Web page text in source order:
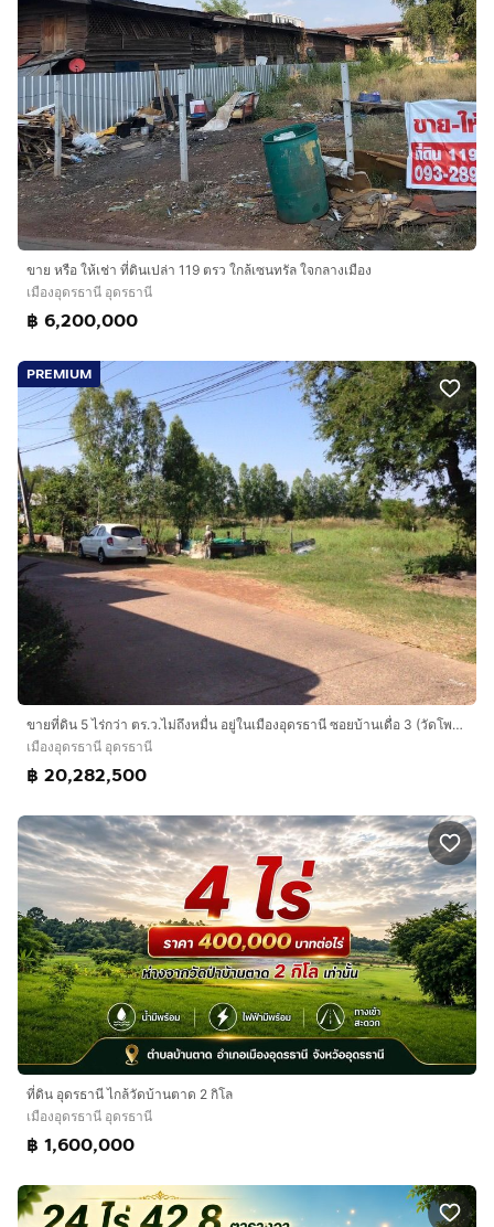
ขาย หรือ ให้เช่า ที่ดินเปล่า 119 ตรว ใกล้เซนทรัล ใจกลางเมือง
เมืองอุดรธานี อุดรธานี
฿ 6,200,000
PREMIUM
ขายที่ดิน 5 ไร่กว่า ตร.ว.ไม่ถึงหมื่น อยู่ในเมืองอุดรธานี ซอยบ้านเดื่อ 3 (วัดโพธิ์ชัย), ใกล้สวนสาธารณะหนองสิม
เมืองอุดรธานี อุดรธานี
฿ 20,282,500
ที่ดิน อุดรธานี ไกล้วัดบ้านตาด 2 กิโล
เมืองอุดรธานี อุดรธานี
฿ 1,600,000